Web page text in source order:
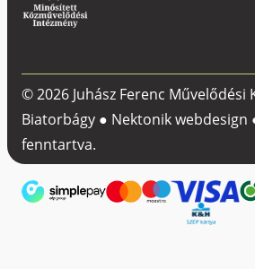
© 2026 Juhász Ferenc Művelődési
Biatorbágy ● Nektonik webdesign
fenntartva.